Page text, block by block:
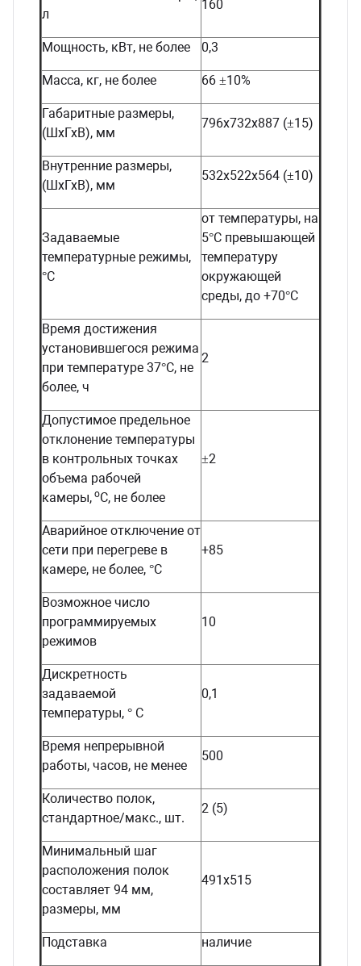
л
160
Мощность, кВт, не более 0,3
Масса, кг, не более 66 ±10%
Габаритные размеры,
(ШхГхВ), мм
796х732х887 (±15)
Внутренние размеры,
(ШхГхВ), мм
532х522х564 (±10)
Задаваемые
температурные режимы,
°С
от температуры, на
5°С превышающей
температуру
окружающей
среды, до +70°С
Время достижения
установившегося режима
при температуре 37°С, не
более, ч
2
Допустимое предельное
отклонение температуры
в контрольных точках
объема рабочей
камеры, оС, не более
±2
Аварийное отключение от
сети при перегреве в
камере, не более, °С
+85
Возможное число
программируемых
режимов
10
Дискретность
задаваемой
температуры, ° С
0,1
Время непрерывной
работы, часов, не менее
500
Количество полок,
стандартное/макс., шт.
2 (5)
Минимальный шаг
расположения полок
составляет 94 мм,
размеры, мм
491х515
Подставка наличие